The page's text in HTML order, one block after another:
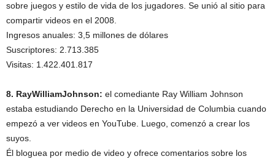
sobre juegos y estilo de vida de los jugadores. Se unió al sitio para
compartir videos en el 2008.
Ingresos anuales: 3,5 millones de dólares
Suscriptores: 2.713.385
Visitas: 1.422.401.817
8. RayWilliamJohnson: el comediante Ray William Johnson
estaba estudiando Derecho en la Universidad de Columbia cuando
empezó a ver videos en YouTube. Luego, comenzó a crear los
suyos.
Él bloguea por medio de video y ofrece comentarios sobre los